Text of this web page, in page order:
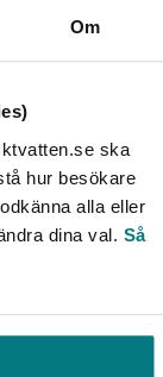
Om
ska
hur besökare
alla eller
dina val. Så
Model-